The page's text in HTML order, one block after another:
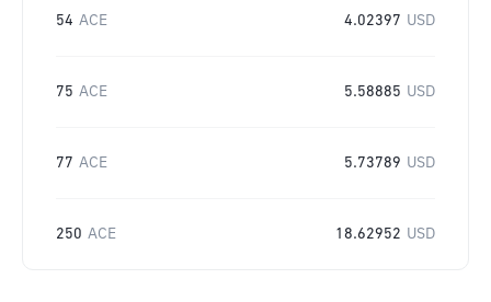
54 ACE 4.02397 USD
75 ACE 5.58885 USD
77 ACE 5.73789 USD
250 ACE 18.62952 USD